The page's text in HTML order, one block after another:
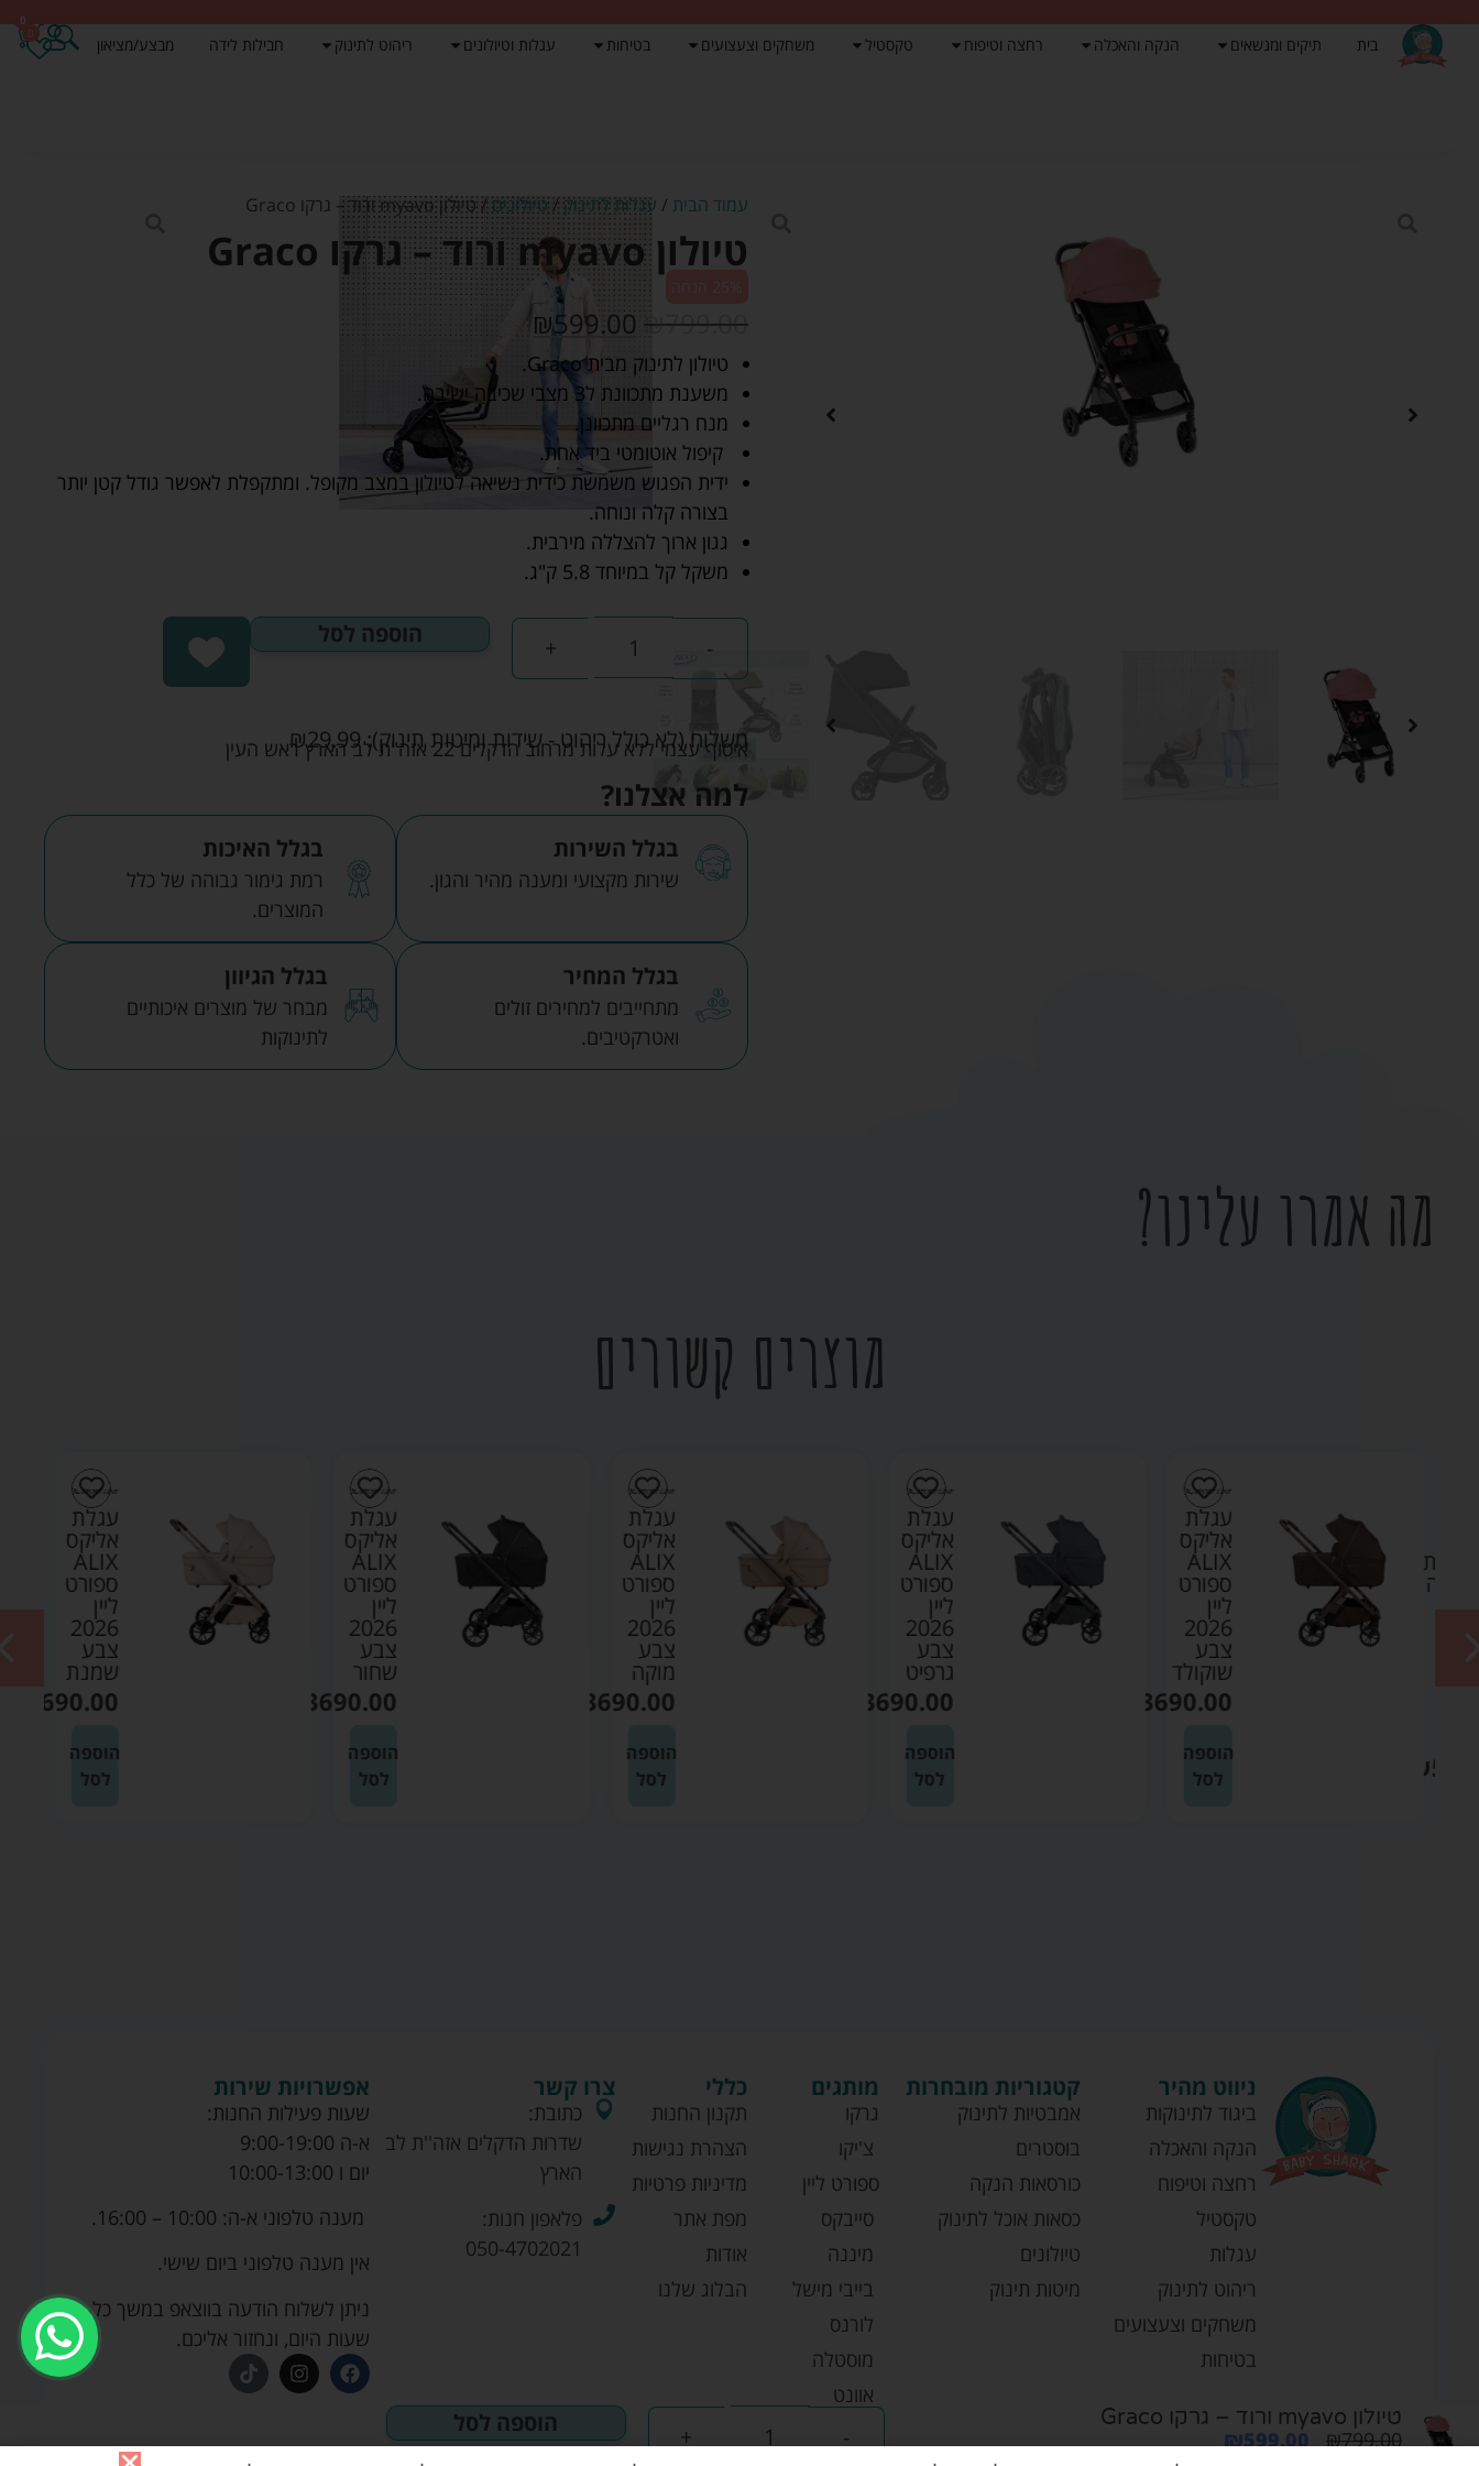
בית תיקים ומנשאים הנקה והאכלה רחצה וטיפוח טקסטיל משחקים וצעצועים בטיחות עגלות וטיולונים ריהוט לתינוק חבילות לידה מבצע/מציאון
0
עמוד הבית / עגלות לתינוק/טיולונים/ טיולון myavo ורוד – גרקו Graco
טיולון myavo ורוד – גרקו Graco
₪799.00
₪599.00
טיולון לתינוק מבית Graco.
משענת מתכוונת ל3 מצבי שכיבה ישיבה.
מנח רגליים מתכוונן.
קיפול אוטומטי ביד אחת.
ידית הפגוש משמשת כידית נשיאה לטיולון במצב מקופל. ומתקפלת לאפשר גודל קטן יותר
בצורה קלה ונוחה.
גגון ארוך להצללה מירבית.
משקל קל במיוחד 5.8 ק"ג.
-
+ הוספה לסל
משלוח (לא כולל ריהוט - שידות ומיטות תינוק): ₪29.99 איסוף עצמי ללא עלות מרחוב הדקלים 22 אזה"ת לב הארץ ראש העין
למה אצלנו?
בגלל השירות
שירות מקצועי ומענה מהיר והגון.
בגלל האיכות
רמת גימור גבוהה של כלל
המוצרים.
בגלל המחיר
מתחייבים למחירים זולים
ואטרקטיבים.
בגלל הגיוון
מבחר של מוצרים איכותיים
לתינוקות
מה אמרו עלינו?
מוצרים קשורים
₪
עגלת
אליקס
ALIX
ספורט
ליין
2026
צבע
שוקולד
3690.00
הוספה
לסל
עגלת
אליקס
ALIX
ספורט
ליין
2026
צבע
גרפיט
3690.00
הוספה
לסל
עגלת
אליקס
ALIX
ספורט
ליין
2026
צבע
מוקה
3690.00
הוספה
לסל
עגלת
אליקס
ALIX
ספורט
ליין
2026
צבע
שחור
3690.00
הוספה
לסל
עגלת
אליקס
ALIX
ספורט
ליין
2026
צבע
שמנת
3690.00
הוספה
לסל
טיולון myavo ורוד – גרקו Graco
₪799.00
₪599.00
-
+ הוספה לסל
ניווט מהיר
ביגוד לתינוקות
הנקה והאכלה
רחצה וטיפוח
טקסטיל
עגלות
ריהוט לתינוק
משחקים וצעצועים
בטיחות
קטגוריות מובחרות
אמבטיות לתינוק
בוסטרים
כורסאות הנקה
כסאות אוכל לתינוק
טיולונים
מיטות תינוק
מותגים
גרקו
צ'יקו
ספורט ליין
סייבקס
מיננה
בייבי מישל
לורנס
מוסטלה
אוונט
כללי
תקנון החנות
הצהרת נגישות
מדיניות פרטיות
מפת אתר
אודות
הבלוג שלנו
צרו קשר
כתובת:
שדרות הדקלים אזה''ת לב
הארץ
פלאפון חנות:
050-4702021
אפשרויות שירות
שעות פעילות החנות:
א-ה 9:00-19:00
יום ו 10:00-13:00
מענה טלפוני א-ה: 10:00 – 16:00.
אין מענה טלפוני ביום שישי.
ניתן לשלוח הודעה בווצאפ במשך כל
שעות היום, ונחזור אליכם.